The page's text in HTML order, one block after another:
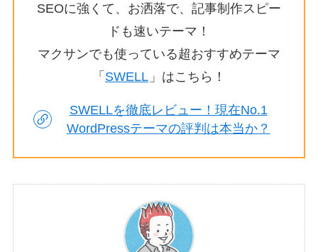
SEOに強くて、お洒落で、記事制作スピー
ドも速いテーマ！
マクサンでも使っている超おすすめテーマ
「 SWELL 」はこちら！
SWELLを徹底レビュー！現在No.1
WordPressテーマの評判は本当か？